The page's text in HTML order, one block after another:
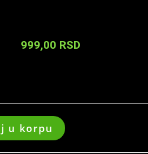
999,00 RSD
u korpu